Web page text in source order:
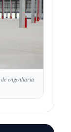
engenharia